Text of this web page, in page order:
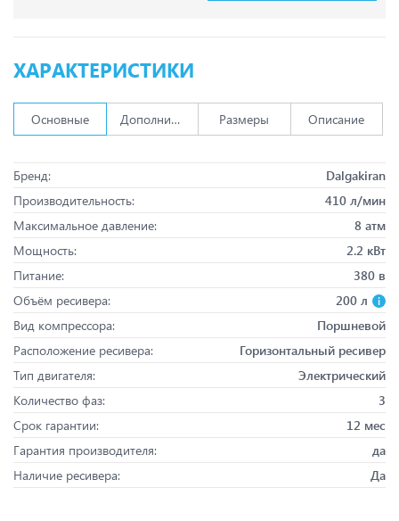
ХАРАКТЕРИСТИКИ
Основные Дополнительно Размеры Описание
Бренд:
Dalgakiran
Производительность:
410 л/мин
Максимальное давление:
8 атм
Мощность:
2.2 кВт
Питание:
380 в
Объём ресивера:
200 л
Вид компрессора:
Поршневой
Расположение ресивера:
Горизонтальный ресивер
Тип двигателя:
Электрический
Количество фаз:
3
Срок гарантии:
12 мес
Гарантия производителя:
да
Наличие ресивера:
Да